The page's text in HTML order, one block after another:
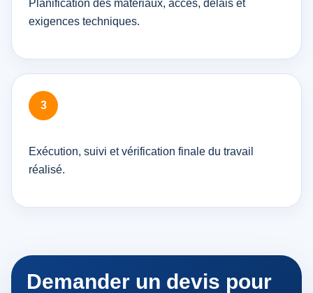
Planification des matériaux, accès, délais et
exigences techniques.
Exécution, suivi et vérification finale du travail
réalisé.
Demander un devis pour